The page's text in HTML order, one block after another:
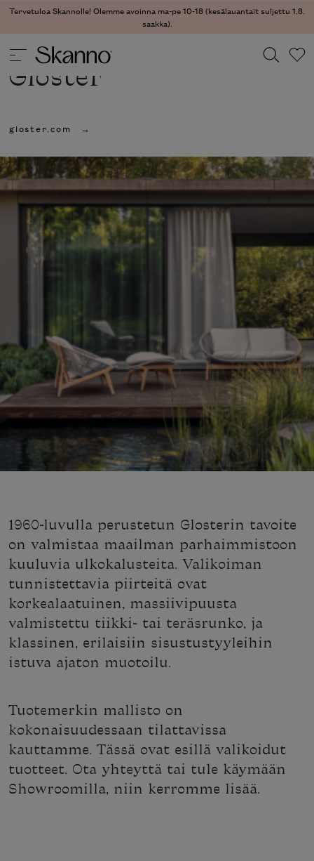
Tervetuloa Skannolle! Olemme avoinna ma-pe 10-18 (kesälauantait suljettu 1.8.
saakka).
Type 2 or more characters for results.
Gloster
gloster.com
1960-luvulla perustetun Glosterin tavoite
on valmistaa maailman parhaimmistoon
kuuluvia ulkokalusteita. Valikoiman
tunnistettavia piirteitä ovat
korkealaatuinen, massiivipuusta
valmistettu tiikki- tai teräsrunko, ja
klassinen, erilaisiin sisustustyyleihin
istuva ajaton muotoilu.
Tuotemerkin mallisto on
kokonaisuudessaan tilattavissa
kauttamme. Tässä ovat esillä valikoidut
tuotteet. Ota yhteyttä tai tule käymään
Showroomilla, niin kerromme lisää.